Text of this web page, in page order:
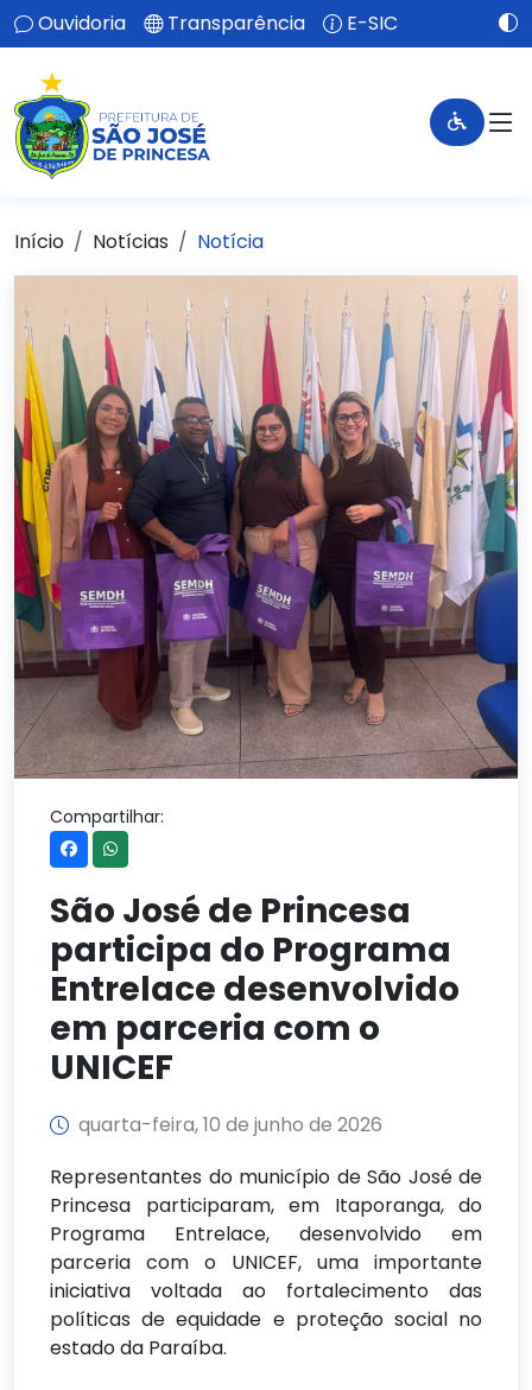
Ouvidoria Transparência E-SIC
Início Notícias Notícia
Compartilhar:
São José de Princesa
participa do Programa
Entrelace desenvolvido
em parceria com o
UNICEF
quarta-feira, 10 de junho de 2026
Representantes do município de São José de
Princesa participaram, em Itaporanga, do
Programa Entrelace, desenvolvido em
parceria com o UNICEF, uma importante
iniciativa voltada ao fortalecimento das
políticas de equidade e proteção social no
estado da Paraíba.